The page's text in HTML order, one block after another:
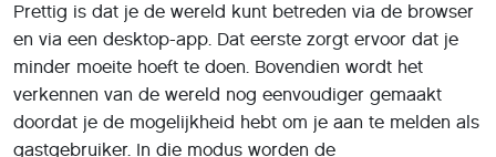
Prettig is dat je de wereld kunt betreden via de browser
en via een desktop-app. Dat eerste zorgt ervoor dat je
minder moeite hoeft te doen. Bovendien wordt het
verkennen van de wereld nog eenvoudiger gemaakt
doordat je de mogelijkheid hebt om je aan te melden als
gastgebruiker. In die modus worden de